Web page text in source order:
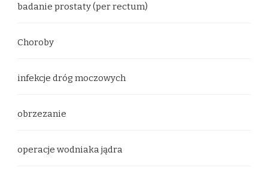
badanie prostaty (per rectum)
Choroby
infekcje dróg moczowych
obrzezanie
operacje wodniaka jądra